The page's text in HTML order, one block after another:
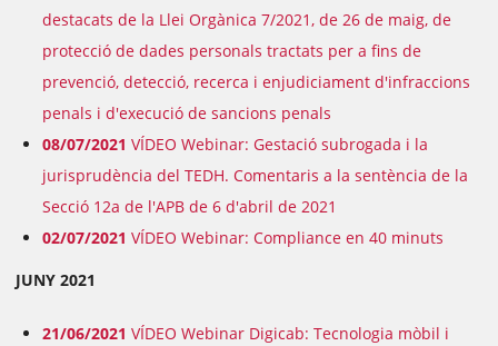
destacats de la Llei Orgànica 7/2021, de 26 de maig, de
protecció de dades personals tractats per a fins de
prevenció, detecció, recerca i enjudiciament d'infraccions
penals i d'execució de sancions penals
08/07/2021 VÍDEO Webinar: Gestació subrogada i la
jurisprudència del TEDH. Comentaris a la sentència de la
Secció 12a de l'APB de 6 d'abril de 2021
02/07/2021 VÍDEO Webinar: Compliance en 40 minuts
JUNY 2021
21/06/2021 VÍDEO Webinar Digicab: Tecnologia mòbil i